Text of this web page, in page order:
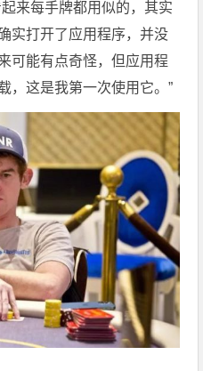
来每手牌都用似的，其实
实打开了应用程序，并没
可能有点奇怪，但应用程
，这是我第一次使用它。”